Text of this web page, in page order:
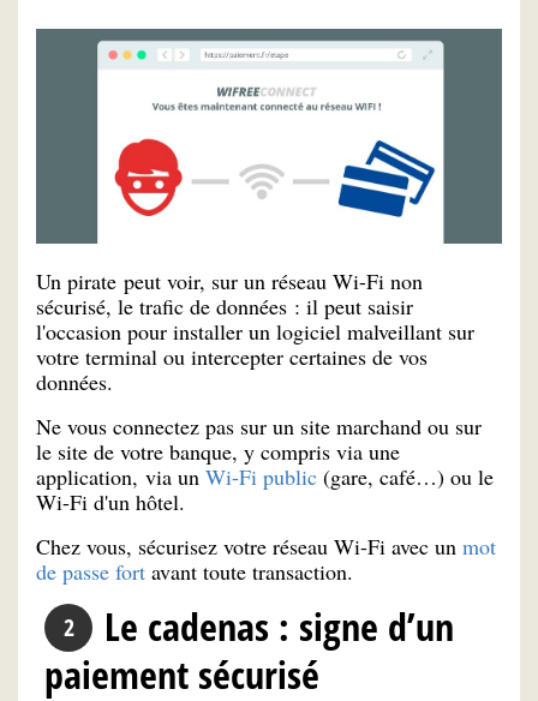
Un pirate peut voir, sur un réseau Wi-Fi non
sécurisé, le trafic de données : il peut saisir
l'occasion pour installer un logiciel malveillant sur
votre terminal ou intercepter certaines de vos
données.
Ne vous connectez pas sur un site marchand ou sur
le site de votre banque, y compris via une
application, via un Wi-Fi public (gare, café…) ou le
Wi-Fi d'un hôtel.
Chez vous, sécurisez votre réseau Wi-Fi avec un mot
de passe fort avant toute transaction.
Le cadenas : signe d’un
paiement sécurisé